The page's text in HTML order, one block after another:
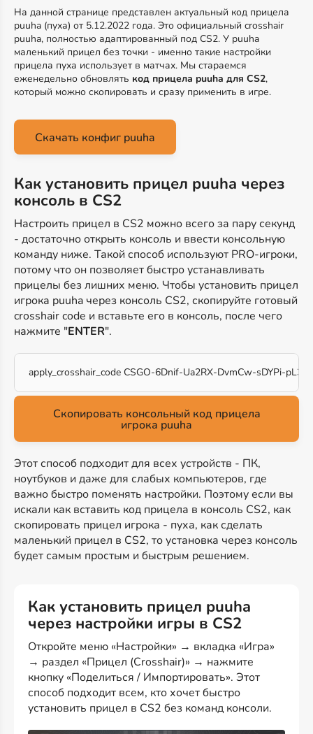
На данной странице представлен актуальный код прицела
puuha (пуха) от 5.12.2022 года. Это официальный crosshair
puuha, полностью адаптированный под CS2. У puuha
маленький прицел без точки - именно такие настройки
прицела пуха использует в матчах. Мы стараемся
еженедельно обновлять код прицела puuha для CS2,
который можно скопировать и сразу применить в игре.
Скачать конфиг puuha
Как установить прицел puuha через
консоль в CS2
Настроить прицел в CS2 можно всего за пару секунд
- достаточно открыть консоль и ввести консольную
команду ниже. Такой способ используют PRO-игроки,
потому что он позволяет быстро устанавливать
прицелы без лишних меню. Чтобы установить прицел
игрока puuha через консоль CS2, скопируйте готовый
crosshair code и вставьте его в консоль, после чего
нажмите "ENTER".
apply_crosshair_code CSGO-6Dnif-Ua2RX-DvmCw-sDYPi-
Скопировать консольный код прицела
игрока puuha
Этот способ подходит для всех устройств - ПК,
ноутбуков и даже для слабых компьютеров, где
важно быстро поменять настройки. Поэтому если вы
искали как вставить код прицела в консоль CS2, как
скопировать прицел игрока - пуха, как сделать
маленький прицел в CS2, то установка через консоль
будет самым простым и быстрым решением.
Как установить прицел puuha
через настройки игры в CS2
Откройте меню «Настройки» → вкладка «Игра»
→ раздел «Прицел (Crosshair)» → нажмите
кнопку «Поделиться / Импортировать». Этот
способ подходит всем, кто хочет быстро
установить прицел в CS2 без команд консоли.